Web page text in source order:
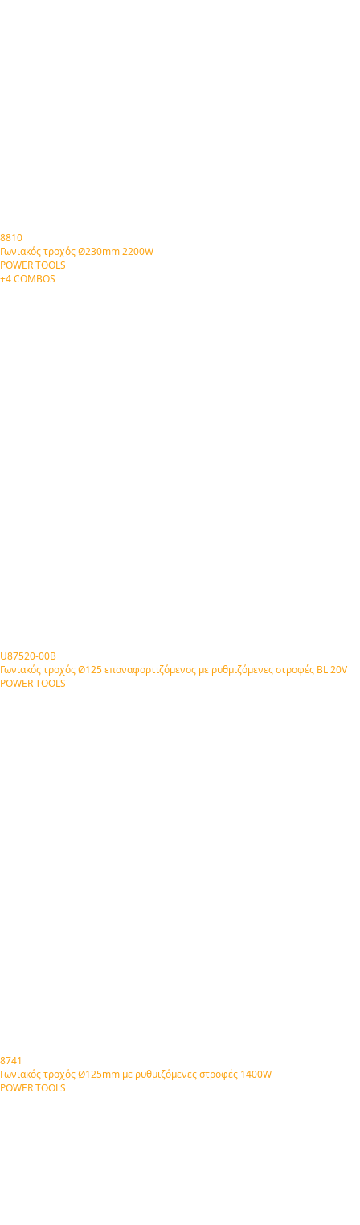
8810
Γωνιακός τροχός Ø230mm 2200W
POWER TOOLS
+4 COMBOS
U87520-00B
Γωνιακός τροχός Ø125 επαναφορτιζόμενος με ρυθμιζόμενες στροφές BL 20V
POWER TOOLS
8741
Γωνιακός τροχός Ø125mm με ρυθμιζόμενες στροφές 1400W
POWER TOOLS